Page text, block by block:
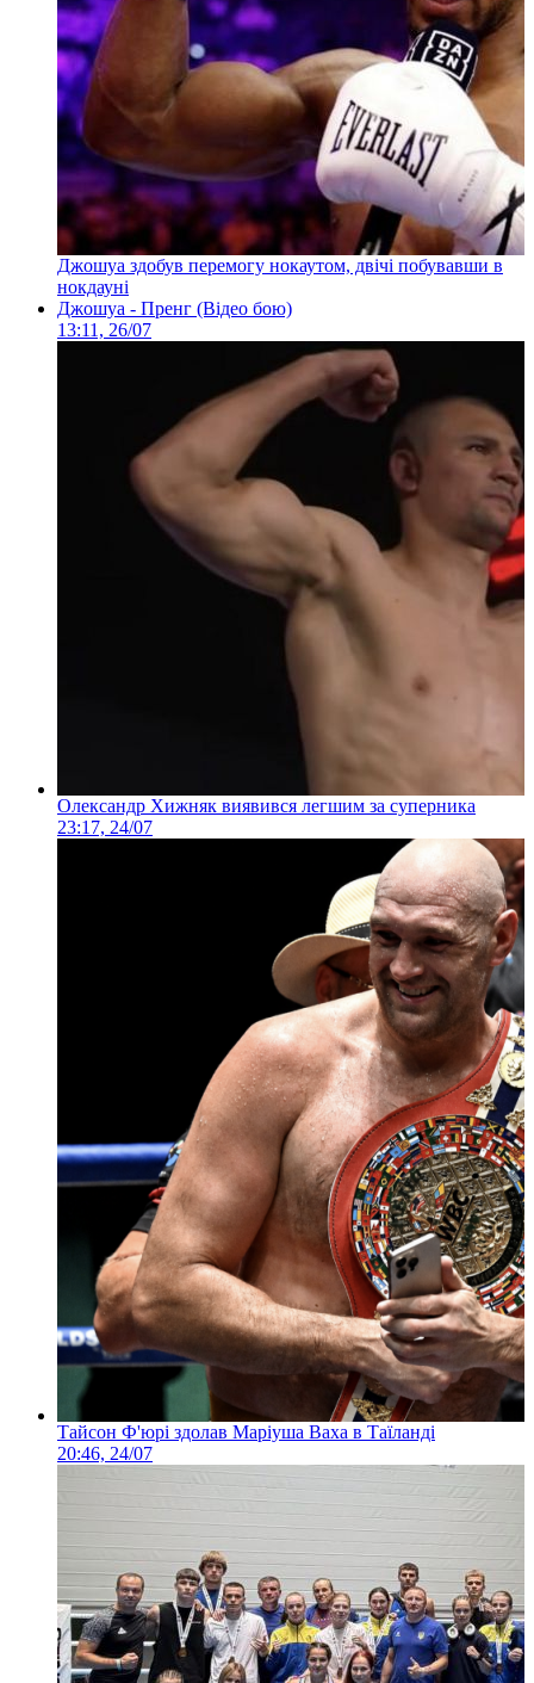
Джошуа здобув перемогу нокаутом, двічі побувавши в
нокдауні
Джошуа - Пренг (Відео бою)
13:11, 26/07
Олександр Хижняк виявився легшим за суперника
23:17, 24/07
Тайсон Ф'юрі здолав Маріуша Ваха в Таїланді
20:46, 24/07